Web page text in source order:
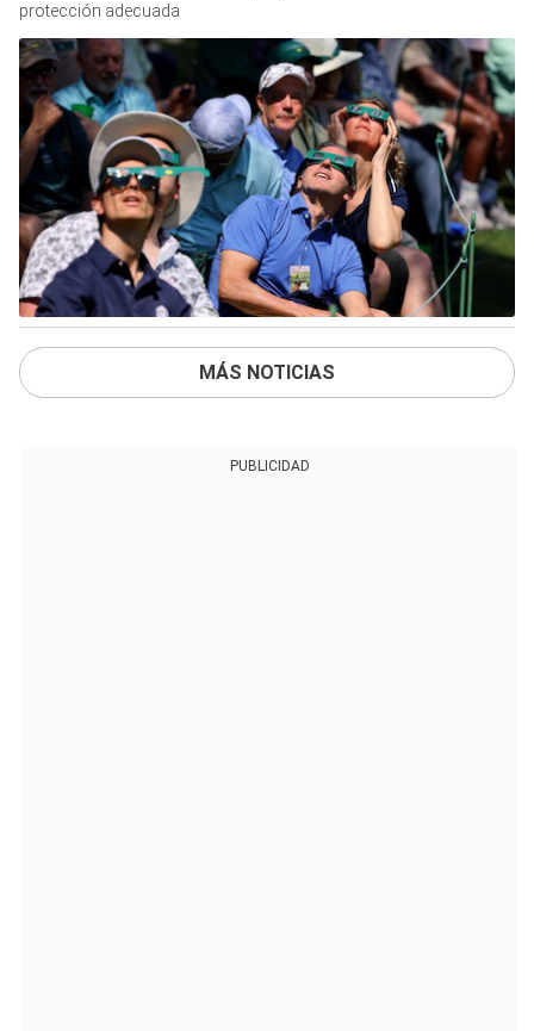
protección adecuada
MÁS NOTICIAS
PUBLICIDAD